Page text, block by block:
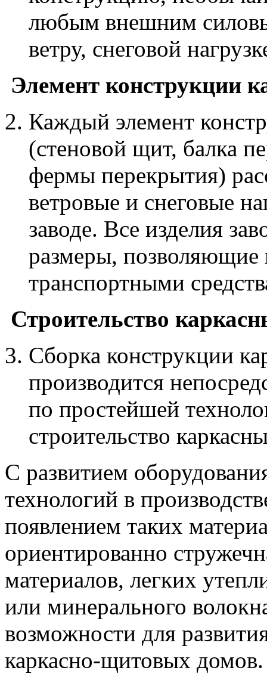
любым внешним
ветру, снеговой
Элемент конструкции
Каждый элемент
(стеновой щит, балка
фермы перекрытия)
ветровые и снеговые
заводе. Все изделия
размеры,
транспортными
Строительство
Сборка конструкции
производится
по простейшей
строительство
С развитием
технологий в
появлением таких
ориентированно
материалов, легких
или минерального
возможности для
каркасно-щитовых домов.